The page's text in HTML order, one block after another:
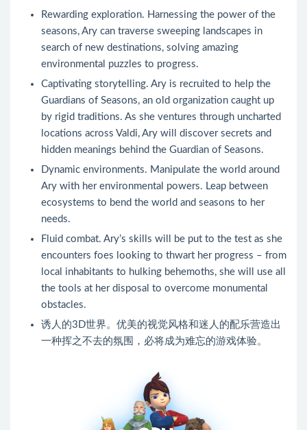
Rewarding exploration. Harnessing the power of the
seasons, Ary can traverse sweeping landscapes in
search of new destinations, solving amazing
environmental puzzles to progress.
Captivating storytelling. Ary is recruited to help the
Guardians of Seasons, an old organization caught up
by rigid traditions. As she ventures through uncharted
locations across Valdi, Ary will discover secrets and
hidden meanings behind the Guardian of Seasons.
Dynamic environments. Manipulate the world around
Ary with her environmental powers. Leap between
ecosystems to bend the world and seasons to her
needs.
Fluid combat. Ary’s skills will be put to the test as she
encounters foes looking to thwart her progress – from
local inhabitants to hulking behemoths, she will use all
the tools at her disposal to overcome monumental
obstacles.
诱人的3D世界。优美的视觉风格和迷人的配乐营造出
一种挥之不去的氛围，必将成为难忘的游戏体验。